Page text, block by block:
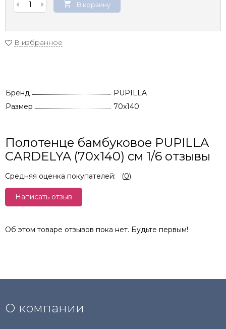
В корзину
В избранное
Бренд
PUPILLA
Размер
70x140
Полотенце бамбуковое PUPILLA
CARDELYA (70x140) см 1/6 отзывы
Средняя оценка покупателей: (0)
Написать отзыв
Об этом товаре отзывов пока нет. Будьте первым!
О компании